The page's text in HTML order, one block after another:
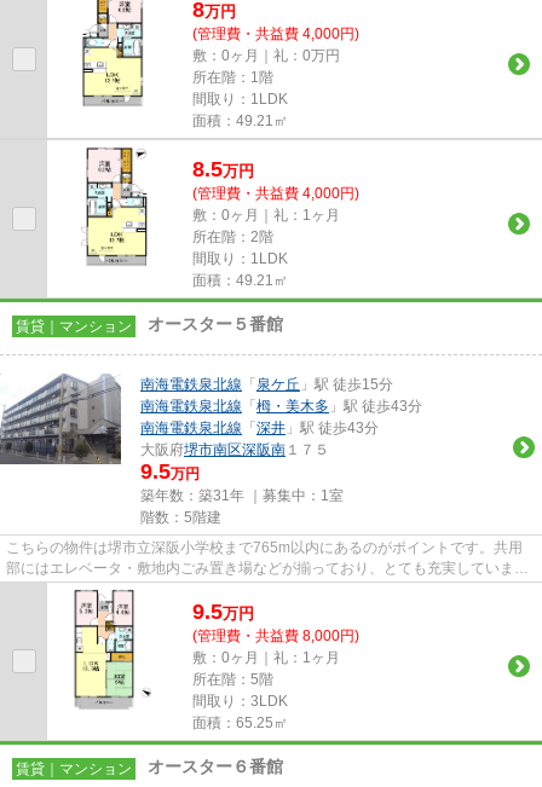
8万円
(管理費・共益費 4,000円)
敷：0ヶ月｜礼：0万円
所在階：1階
間取り：1LDK
面積：49.21㎡
8.5万円
(管理費・共益費 4,000円)
敷：0ヶ月｜礼：1ヶ月
所在階：2階
間取り：1LDK
面積：49.21㎡
賃貸｜マンション オースター５番館
南海電鉄泉北線 「 泉ケ丘 」駅 徒歩15分
南海電鉄泉北線 「 栂・美木多 」駅 徒歩43分
南海電鉄泉北線 「 深井 」駅 徒歩43分
大阪府堺市南区深阪南 １７５
9.5万円
築年数：築31年 ｜募集中： 1室
階数：5階建
こちらの物件は堺市立深阪小学校まで765m以内にあるのがポイントです。共用
部にはエレベータ・敷地内ごみ置き場などが揃っており、とても充実していま
す。こちらの物件は駅まで徒歩で1...
9.5万円
(管理費・共益費 8,000円)
敷：0ヶ月｜礼：1ヶ月
所在階：5階
間取り：3LDK
面積：65.25㎡
賃貸｜マンション オースター６番館